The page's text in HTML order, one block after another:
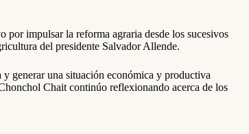
por impulsar la reforma agraria desde los sucesivos
del presidente Salvador Allende.
generar una situación económica y productiva
Chait continúo reflexionando acerca de los